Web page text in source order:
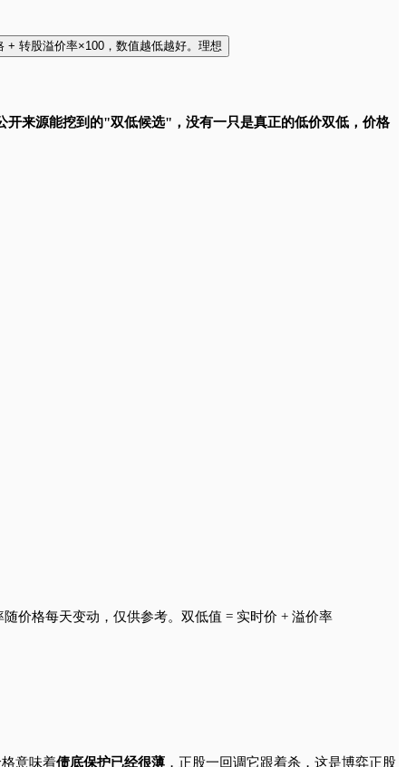
，用于双低策略筛选。 背景：双低策略 = 转债价格 + 转股溢价率×100，数值越低越好。理想
开来源能挖到的"双低候选"，没有一只是真正的低价双低，价格
价格每天变动，仅供参考。双低值 = 实时价 + 溢价率
意味着债底保护已经很薄，正股一回调它跟着杀，这是博弈正股